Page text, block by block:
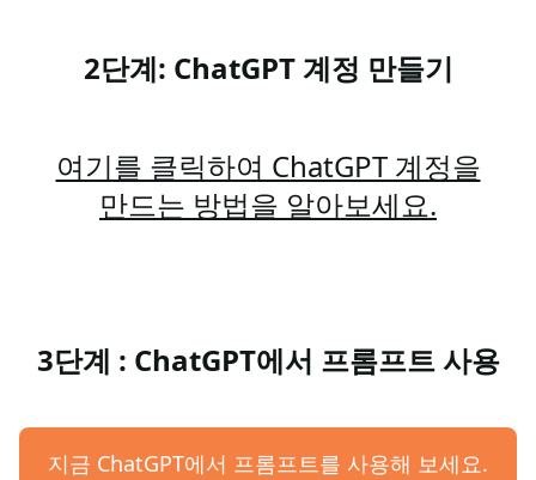
2단계: ChatGPT 계정 만들기
여기를 클릭하여 ChatGPT 계정을
만드는 방법을 알아보세요.
3단계 : ChatGPT에서 프롬프트 사용
지금 ChatGPT에서 프롬프트를 사용해 보세요.